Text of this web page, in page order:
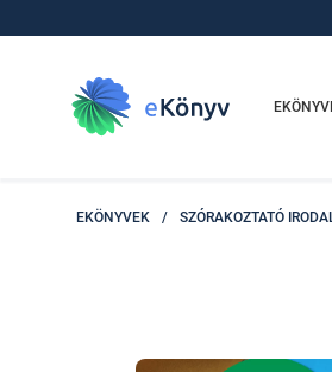
EKÖNYVEK / SZÓRAKOZTATÓ